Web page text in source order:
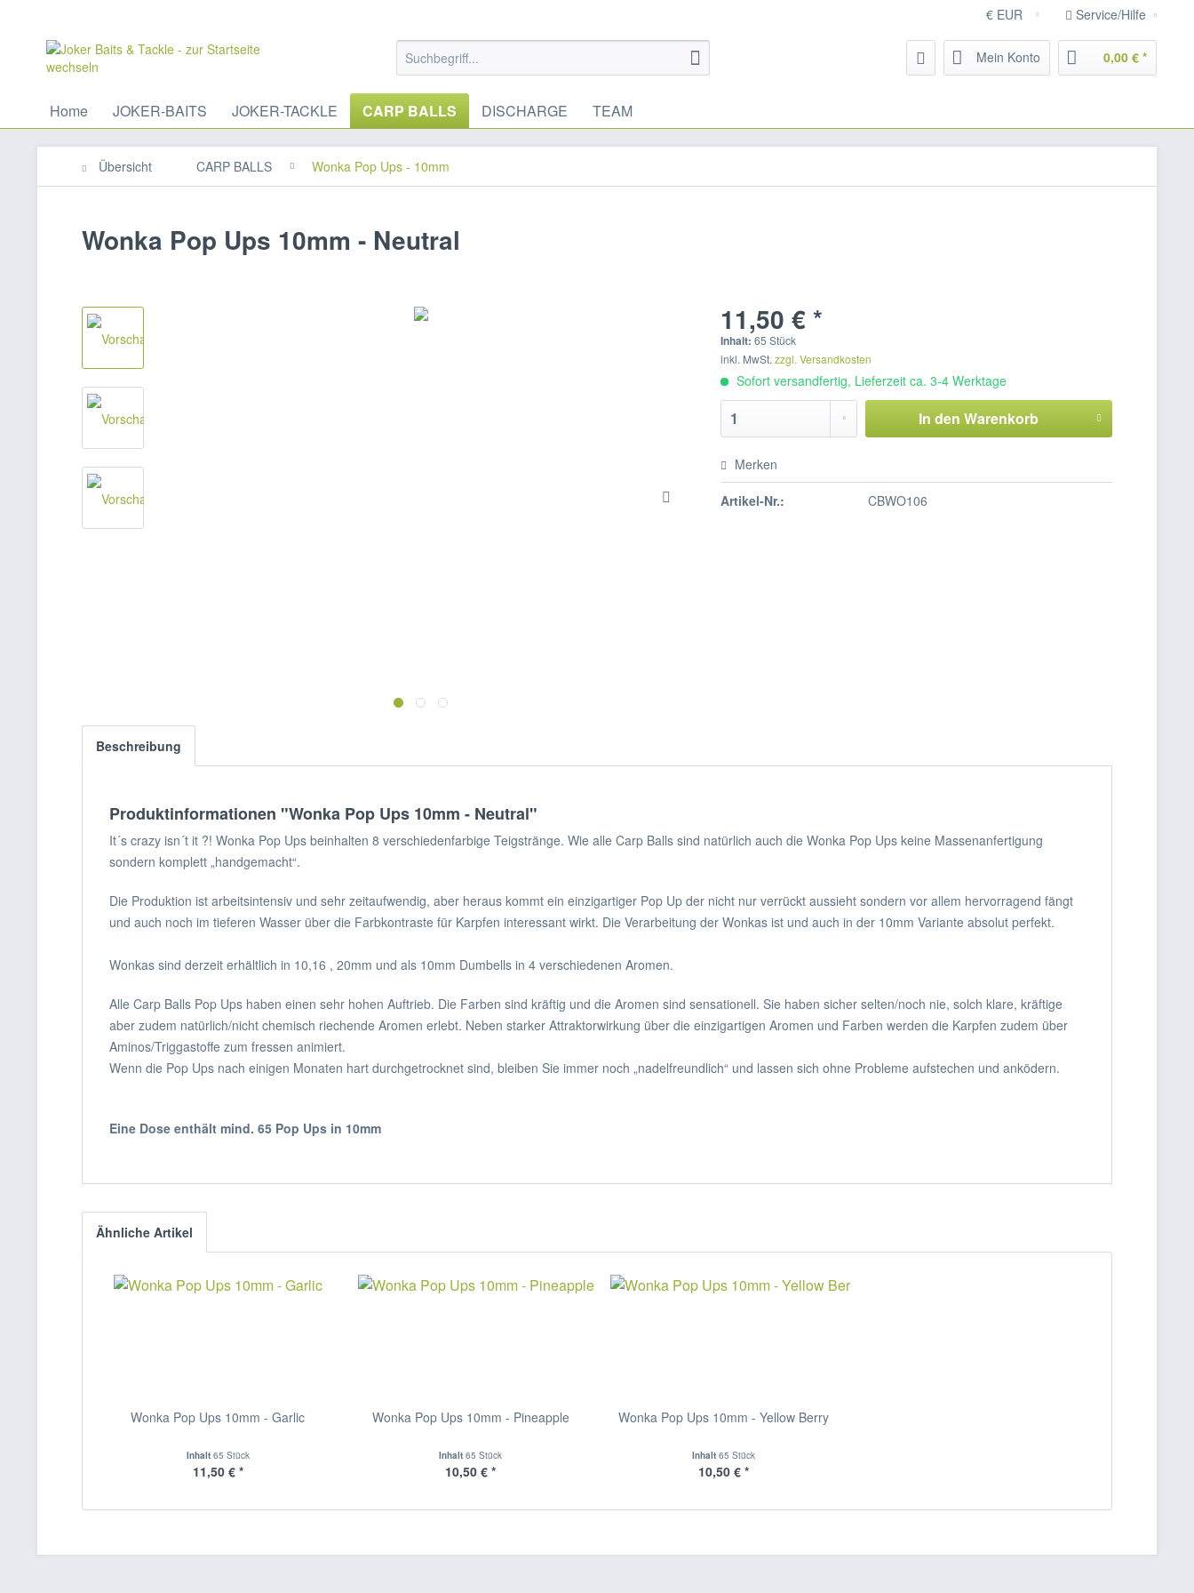
Service/Hilfe
Mein Konto 0,00 € *
Home JOKER-BAITS JOKER-TACKLE CARP BALLS DISCHARGE TEAM
Übersicht CARP BALLS Wonka Pop Ups - 10mm
Wonka Pop Ups 10mm - Neutral
11,50 € *
Inhalt:65 Stück
inkl. MwSt.zzgl. Versandkosten
Sofort versandfertig, Lieferzeit ca. 3-4 Werktage
In den Warenkorb
Merken
Artikel-Nr.: CBWO106
Beschreibung
Produktinformationen "Wonka Pop Ups 10mm - Neutral"
It´s crazy isn´t it ?! Wonka Pop Ups beinhalten 8 verschiedenfarbige Teigstränge. Wie alle Carp Balls sind natürlich auch die Wonka Pop Ups keine Massenanfertigung
sondern komplett „handgemacht“.
Die Produktion ist arbeitsintensiv und sehr zeitaufwendig, aber heraus kommt ein einzigartiger Pop Up der nicht nur verrückt aussieht sondern vor allem hervorragend fängt
und auch noch im tieferen Wasser über die Farbkontraste für Karpfen interessant wirkt. Die Verarbeitung der Wonkas ist und auch in der 10mm Variante absolut perfekt.
Wonkas sind derzeit erhältlich in 10,16 , 20mm und als 10mm Dumbells in 4 verschiedenen Aromen.
Alle Carp Balls Pop Ups haben einen sehr hohen Auftrieb. Die Farben sind kräftig und die Aromen sind sensationell. Sie haben sicher selten/noch nie, solch klare, kräftige
aber zudem natürlich/nicht chemisch riechende Aromen erlebt. Neben starker Attraktorwirkung über die einzigartigen Aromen und Farben werden die Karpfen zudem über
Aminos/Triggastoffe zum fressen animiert.
Wenn die Pop Ups nach einigen Monaten hart durchgetrocknet sind, bleiben Sie immer noch „nadelfreundlich“ und lassen sich ohne Probleme aufstechen und anködern.
Eine Dose enthält mind. 65 Pop Ups in 10mm
Ähnliche Artikel
Wonka Pop Ups 10mm - Garlic
Inhalt 65 Stück
11,50 € *
Wonka Pop Ups 10mm - Pineapple
Inhalt65 Stück
10,50 € *
Wonka Pop Ups 10mm - Yellow Berry
Inhalt 65 Stück
10,50 € *